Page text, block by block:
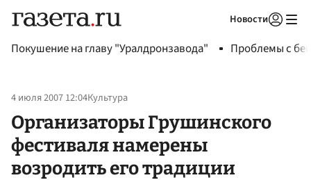
Новости
Покушение на главу "Уралдронзавода" Проблемы с
4 июля 2007 12:04Культура
Организаторы Грушинского
фестиваля намерены
возродить его традиции